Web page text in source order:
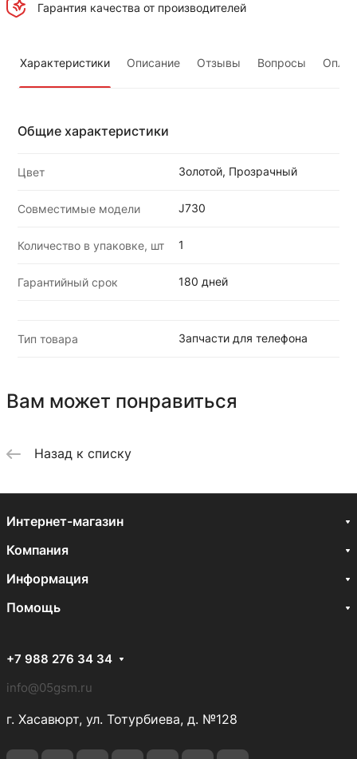
Гарантия качества от производителей
Характеристики Описание Отзывы Вопросы
Общие характеристики
Цвет Золотой, Прозрачный
Совместимые модели J730
Количество в упаковке, шт 1
Гарантийный срок 180 дней
Тип товара Запчасти для телефона
Вам может понравиться
Назад к списку
Интернет-магазин
Компания
Информация
Помощь
+7 988 276 34 34
info@05gsm.ru
г. Хасавюрт, ул. Тотурбиева, д. №128